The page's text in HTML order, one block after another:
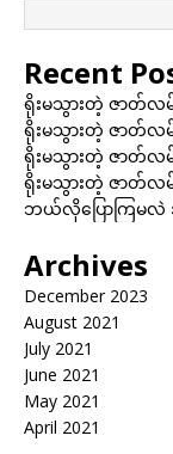
Recent
ရိုးမသွားတဲ့ ဇာတ်လမ်
ရိုးမသွားတဲ့ ဇာတ်လမ်
ရိုးမသွားတဲ့ ဇာတ်လမ်
ရိုးမသွားတဲ့ ဇာတ်လမ်
ဘယ်လိုပြောကြမလဲ
Archives
December 2023
August 2021
July 2021
June 2021
May 2021
April 2021